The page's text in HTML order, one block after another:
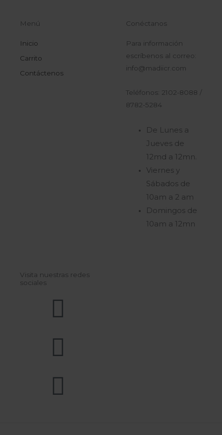
Menú
Inicio
Carrito
Contáctenos
Conéctanos
Para información
escríbenos al correo:
info@madiicr.com
Teléfonos: 2102-8088 /
8782-5284
De Lunes a
Jueves de
12md a 12mn.
Viernes y
Sábados de
10am a 2 am
Domingos de
10am a 12mn
Visita nuestras redes
sociales